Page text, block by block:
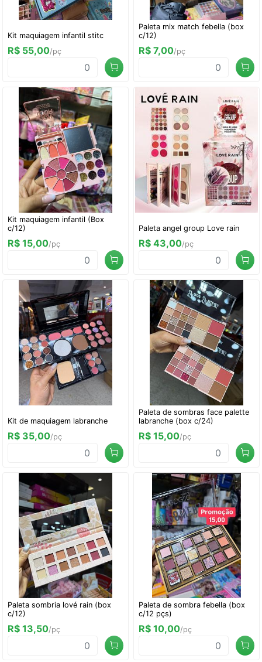
Kit maquiagem infantil stitc
R$ 55,00/pç
Paleta mix match febella (box
c/12)
R$ 7,00/pç
Kit maquiagem infantil (Box
c/12)
R$ 15,00/pç
Paleta angel group Love rain
R$ 43,00/pç
Kit de maquiagem labranche
R$ 35,00/pç
Paleta de sombras face palette
labranche (box c/24)
R$ 15,00/pç
Paleta sombria lové rain (box
c/12)
R$ 13,50/pç
Paleta de sombra febella (box
c/12 pçs)
R$ 10,00/pç